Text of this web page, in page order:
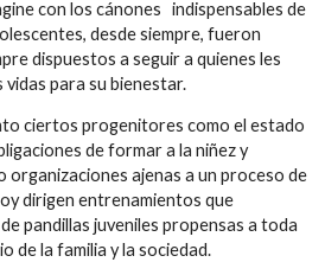
con los cánones indispensables de
desde siempre, fueron
dispuestos a seguir a quienes les
para su bienestar.
ciertos progenitores como el estado
de formar a la niñez y
organizaciones ajenas a un proceso de
dirigen entrenamientos que
pandillas juveniles propensas a toda
de la familia y la sociedad.